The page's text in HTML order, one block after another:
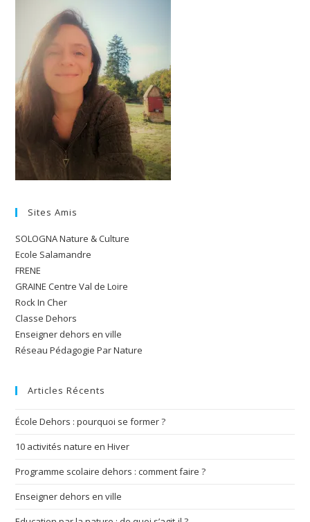
Sites Amis
SOLOGNA Nature & Culture
Ecole Salamandre
FRENE
GRAINE Centre Val de Loire
Rock In Cher
Classe Dehors
Enseigner dehors en ville
Réseau Pédagogie Par Nature
Articles Récents
École Dehors : pourquoi se former ?
10 activités nature en Hiver
Programme scolaire dehors : comment faire ?
Enseigner dehors en ville